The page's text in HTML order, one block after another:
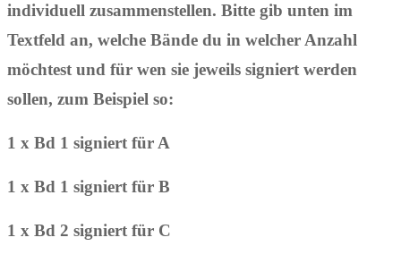
individuell zusammenstellen. Bitte gib unten im
Textfeld an, welche Bände du in welcher Anzahl
möchtest und für wen sie jeweils signiert werden
sollen, zum Beispiel so:
1 x Bd 1 signiert für A
1 x Bd 1 signiert für B
1 x Bd 2 signiert für C